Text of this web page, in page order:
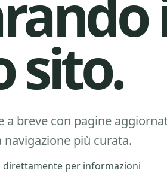
sito.
a breve con pagine
più curata.
per informazioni